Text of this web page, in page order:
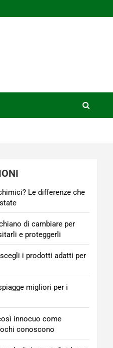
Le differenze che
di cambiare per
e proteggerli
i prodotti adatti per
migliori per i
innocuo come
conoscono